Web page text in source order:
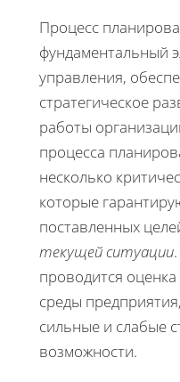
Процесс
фундаментальный
управления,
стратегическое
работы
процесса
несколько
которые
поставленных
текущей ситуации
проводится
среды
сильные и слабые
возможности.